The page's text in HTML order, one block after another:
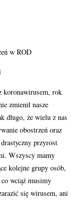
w ROD
koronawirusem, rok
zmienił nasze
długo, że wielu z nas
obostrzeń oraz
przyrost
Wszyscy mamy
kolejne grupy osób,
wciąż musimy
się wirusem, ani